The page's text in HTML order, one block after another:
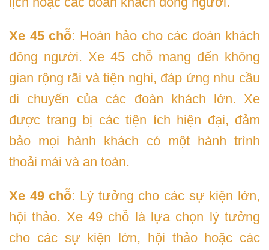
Xe 45 chỗ: Hoàn hảo cho các đoàn khách
đông người. Xe 45 chỗ mang đến không
gian rộng rãi và tiện nghi, đáp ứng nhu cầu
di chuyển của các đoàn khách lớn. Xe
được trang bị các tiện ích hiện đại, đảm
bảo mọi hành khách có một hành trình
thoải mái và an toàn.
Xe 49 chỗ: Lý tưởng cho các sự kiện lớn,
hội thảo. Xe 49 chỗ là lựa chọn lý tưởng
cho các sự kiện lớn, hội thảo hoặc các